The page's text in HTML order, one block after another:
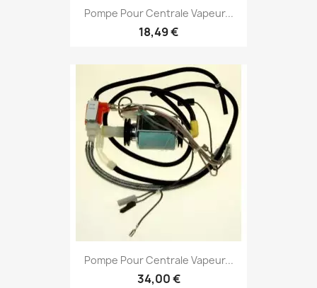
Pompe Pour Centrale Vapeur...
18,49 €
Pompe Pour Centrale Vapeur...
34,00 €